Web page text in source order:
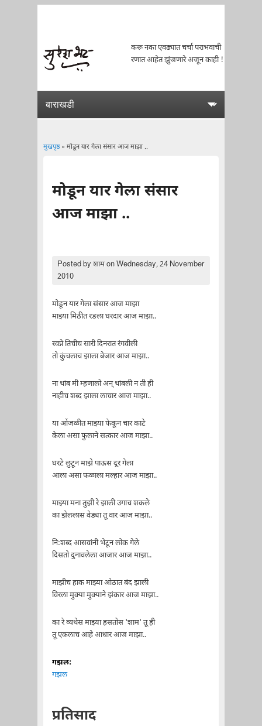
करू नका एवढ्यात चर्चा पराभवाची
रणात आहेत झुंजणारे अजून काही !
मुखपृष्ठ» मोडून यार गेला संसार आज माझा ..
मोडून यार गेला संसार
आज माझा ..
Posted byशामon Wednesday, 24 November
2010
मोडून यार गेला संसार आज माझा
माझ्या मिठीत रडला घरदार आज माझा..
स्वप्ने तिचीच सारी दिनरात रंगवीली
तो कुंचलाच झाला बेजार आज माझा..
ना थांब मी म्हणालो अन् थांबली न ती ही
नाहीच शब्द झाला लाचार आज माझा..
या ओंजळीत माझ्या फेकून चार काटे
केला असा फुलाने सत्कार आज माझा..
घरटे लुटून माझे पाऊस दूर गेला
आला असा फळाला मल्हार आज माझा..
माझ्या मना तुझी रे झाली उगाच शकले
का झेललास वेड्या तू वार आज माझा..
नि:शब्द आसवांनी भेटून लोक गेले
दिसतो दुनावलेला आजार आज माझा..
माझीच हाक माझ्या ओठात बंद झाली
विरला मुक्या मुक्याने झंकार आज माझा..
का रे व्यथेस माझ्या हसतोस 'शाम' तू ही
तू एकलाच आहे आधार आज माझा..
गझल:
गझल
प्रतिसाद